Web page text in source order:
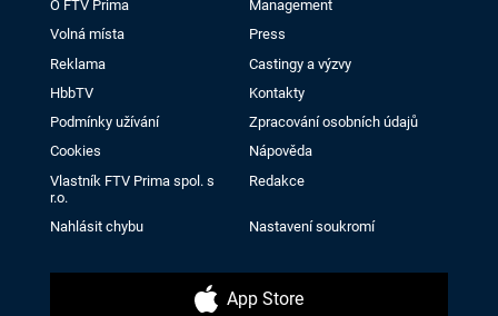
O FTV Prima
Management
Volná místa
Press
Reklama
Castingy a výzvy
HbbTV
Kontakty
Podmínky užívání
Zpracování osobních údajů
Cookies
Nápověda
Vlastník FTV Prima spol. s
r.o.
Redakce
Nahlásit chybu Nastavení soukromí
App Store